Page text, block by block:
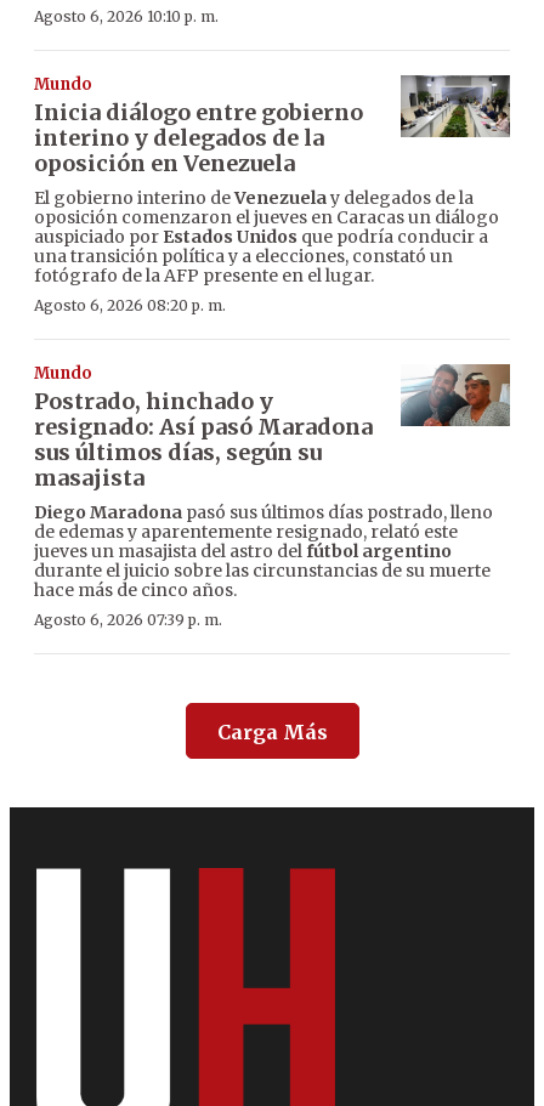
Agosto 6, 2026 10:10 p. m.
Mundo
Inicia diálogo entre gobierno
interino y delegados de la
oposición en Venezuela
El gobierno interino deVenezuelay delegados de la
oposición comenzaron el jueves en Caracas un diálogo
auspiciado por Estados Unidos que podría conducir a
una transición política y a elecciones, constató un
fotógrafo de la AFP presente en el lugar.
Agosto 6, 2026 08:20 p. m.
Mundo
Postrado, hinchado y
resignado: Así pasó Maradona
sus últimos días, según su
masajista
Diego Maradona pasó sus últimos días postrado, lleno
de edemas y aparentemente resignado, relató este
jueves un masajista del astro delfútbol argentino
durante el juicio sobre las circunstancias de su muerte
hace más de cinco años.
Agosto 6, 2026 07:39 p. m.
Carga Más